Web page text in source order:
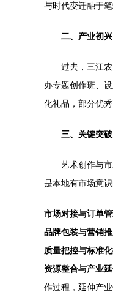
与时代变迁融于
二、产业初
过去，三江
办专题创作班、
化礼品，部分优
三、关键突
艺术创作与
是本地有市场意
市场对接与订单
品牌包装与营销
质量把控与标准
资源整合与产业
作过程，延伸产